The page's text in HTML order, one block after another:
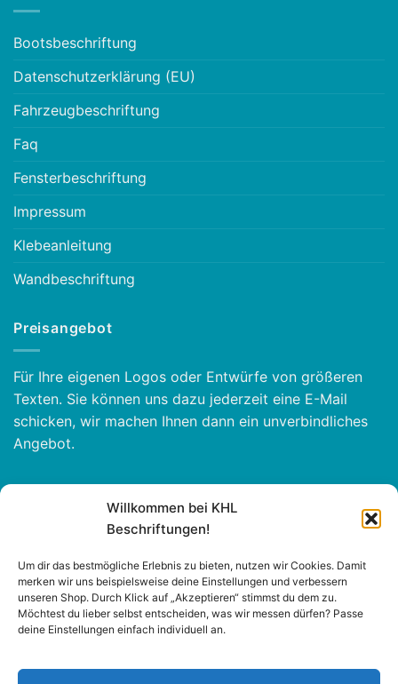
Willkommen bei KHL
Beschriftungen!
Um dir das bestmögliche Erlebnis zu bieten, nutzen wir Cookies. Damit
merken wir uns beispielsweise deine Einstellungen und verbessern
unseren Shop. Durch Klick auf „Akzeptieren“ stimmst du dem zu.
Möchtest du lieber selbst entscheiden, was wir messen dürfen? Passe
deine Einstellungen einfach individuell an.
Bootsbeschriftung
Datenschutzerklärung (EU)
Fahrzeugbeschriftung
Faq
Fensterbeschriftung
Impressum
Klebeanleitung
Wandbeschriftung
Preisangebot
Für Ihre eigenen Logos oder Entwürfe von größeren
Texten. Sie können uns dazu jederzeit eine E-Mail
schicken, wir machen Ihnen dann ein unverbindliches
Angebot.
Informationen zum Shop
Activity Invest bvba - KHL, Kempische Steenweg 274
+32 11 261499
E-mail:sales@khl-beschriftungen.de